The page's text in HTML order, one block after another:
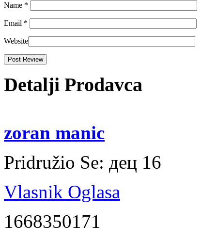
Name *
Email *
Website
Detalji Prodavca
zoran manic
Pridružio Se: дец 16
Vlasnik Oglasa
1668350171